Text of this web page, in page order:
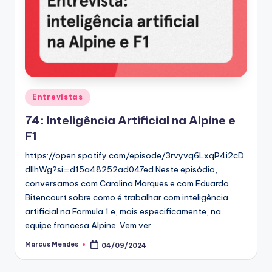
Posted
in
Entrevistas
74: Inteligência Artificial na Alpine e
F1
https://open.spotify.com/episode/3rvyvq6LxqP4i2cD
dlIhWg?si=d15a48252ad047ed Neste episódio,
conversamos com Carolina Marques e com Eduardo
Bitencourt sobre como é trabalhar com inteligência
artificial na Formula 1 e, mais especificamente, na
equipe francesa Alpine. Vem ver…
Posted
Marcus Mendes 04/09/2024